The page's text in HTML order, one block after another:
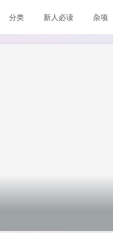
分类 新人必读 杂项